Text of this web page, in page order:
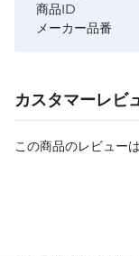
商品ID
メーカー品番
カスタマーレビ
この商品のレビュー